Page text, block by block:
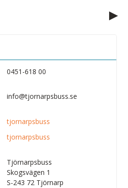
0451-618 00
info@tjornarpsbuss.se
tjornarpsbuss
tjornarpsbuss
Tjörnarpsbuss
Skogsvägen 1
S-243 72 Tjörnarp